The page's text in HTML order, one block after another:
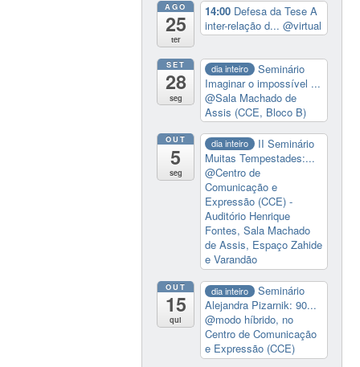
AGO
25
ter
14:00 Defesa da Tese A
inter-relação d...@virtual
SET
28
seg
dia inteiro
Seminário
Imaginar o impossível ...
@Sala Machado de
Assis (CCE, Bloco B)
OUT
5
seg
dia inteiro
II Seminário
Muitas Tempestades:...
@Centro de
Comunicação e
Expressão (CCE) -
Auditório Henrique
Fontes, Sala Machado
de Assis, Espaço Zahide
e Varandão
OUT
15
qui
dia inteiro
Seminário
Alejandra Pizarnik: 90...
@modo híbrido, no
Centro de Comunicação
e Expressão (CCE)